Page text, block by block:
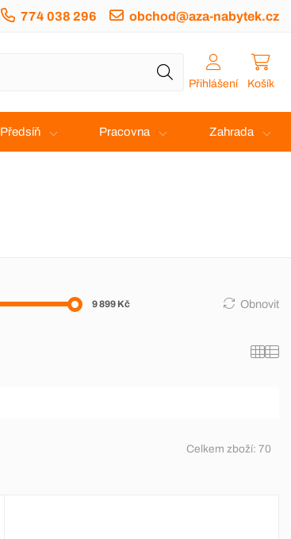
774 038 296 obchod@aza-nabytek.cz
Přihlášení Košík
Předsíň Pracovna Zahrada
9 899 Kč Obnovit
Celkem zboží: 70